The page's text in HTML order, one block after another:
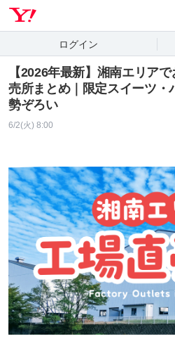
ログイン
【2026年最新】湘南エリア
売所まとめ｜限定スイーツ・
勢ぞろい
6/2(火) 8:00